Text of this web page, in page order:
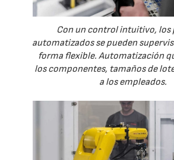
Con un control intuitivo, los
automatizados se pueden
forma flexible. Automatización
los componentes, tamaños de
a los empleados.